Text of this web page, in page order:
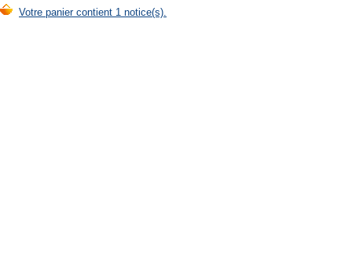
Votre panier contient 1 notice(s).